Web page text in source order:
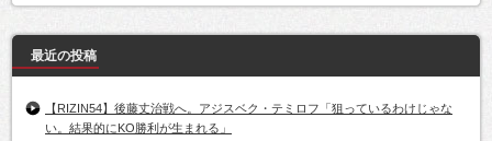
最近の投稿
【RIZIN54】後藤丈治戦へ。アジスベク・テミロフ「狙っているわけじゃな
い。結果的にKO勝利が生まれる」